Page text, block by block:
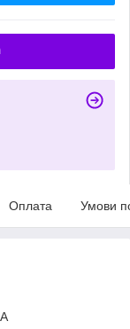
Оплата Умови